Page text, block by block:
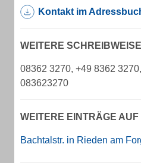
Kontakt im
WEITERE
08362 3270, +49 8362
083623270
WEITERE EINTRÄGE AUF
Bachtalstr. in Rieden am